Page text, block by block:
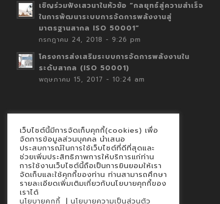
เชิญร่วมฟังเสวนาในหัวข้อ “กลยุทธ์สู่ความสำเร็จ
ในการพัฒนาระบบการจัดการพลังงานสู่
มาตรฐานสากล ISO 50001”
กรกฎาคม 24, 2018 - 9:26 pm
โครงการส่งเสริมระบบการจัดการพลังงานใน
ระดับสากล (ISO 50001)
พฤษภาคม 15, 2017 - 10:24 am
Contact
นโยบายคุกกี้
นโยบายข้อมูลส่วนบุคคล
เว็บไซต์นี้มีการจัดเก็บคุกกี้(cookies) เพื่อ
จัดการข้อมูลส่วนบุคคล นำเสนอ
ประสบการณ์ในการใช้เว็บไซต์ที่ดีที่สุดและ
ช่วยเพิ่มประสิทธิภาพการให้บริการแก่ท่าน
การใช้งานเว็บไซต์นี้ถือเป็นการยินยอมให้เรา
จัดเก็บและใช้คุกกี้ของท่าน ท่านสามารถศึกษา
รายละเอียดเพิ่มเติมเกี่ยวกับนโยบายคุกกี้ของ
เราได้
นโยบายคุกกี้ | นโยบายความเป็นส่วนตัว